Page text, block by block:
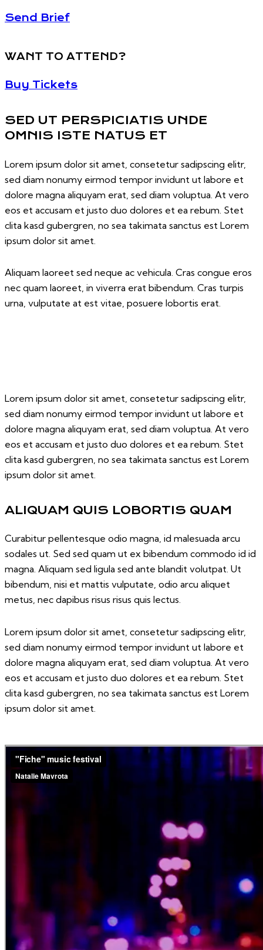
Send Brief
WANT TO ATTEND?
Buy Tickets
SED UT PERSPICIATIS UNDE
OMNIS ISTE NATUS ET
Lorem ipsum dolor sit amet, consetetur sadipscing elitr,
sed diam nonumy eirmod tempor invidunt ut labore et
dolore magna aliquyam erat, sed diam voluptua. At vero
eos et accusam et justo duo dolores et ea rebum. Stet
clita kasd gubergren, no sea takimata sanctus est Lorem
ipsum dolor sit amet.
Aliquam laoreet sed neque ac vehicula. Cras congue eros
nec quam laoreet, in viverra erat bibendum. Cras turpis
urna, vulputate at est vitae, posuere lobortis erat.
Lorem ipsum dolor sit amet, consetetur sadipscing elitr,
sed diam nonumy eirmod tempor invidunt ut labore et
dolore magna aliquyam erat, sed diam voluptua. At vero
eos et accusam et justo duo dolores et ea rebum. Stet
clita kasd gubergren, no sea takimata sanctus est Lorem
ipsum dolor sit amet.
ALIQUAM QUIS LOBORTIS QUAM
Curabitur pellentesque odio magna, id malesuada arcu
sodales ut. Sed sed quam ut ex bibendum commodo id id
magna. Aliquam sed ligula sed ante blandit volutpat. Ut
bibendum, nisi et mattis vulputate, odio arcu aliquet
metus, nec dapibus risus risus quis lectus.
Lorem ipsum dolor sit amet, consetetur sadipscing elitr,
sed diam nonumy eirmod tempor invidunt ut labore et
dolore magna aliquyam erat, sed diam voluptua. At vero
eos et accusam et justo duo dolores et ea rebum. Stet
clita kasd gubergren, no sea takimata sanctus est Lorem
ipsum dolor sit amet.